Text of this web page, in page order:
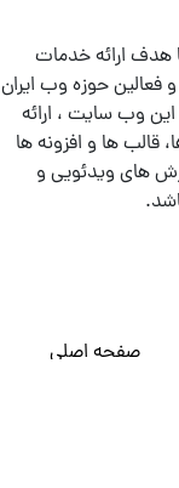
اسکریپت در سال ۱۳۸۶ با هدف ارائه خدمات
فعالین حوزه وب ایران
این وب سایت ، ارائه
قالب ها و افزونه ها
های ویدئویی و
صفحه اصلی